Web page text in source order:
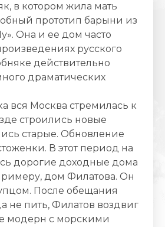
в котором жила мать
прототип барыни из
Она и ее дом часто
русского
действительно
драматических
вся Москва стремилась к
строились новые
старые. Обновление
В этот период на
дорогие доходные дома
дом Филатова. Он
После обещания
не пить, Филатов воздвиг
модерн с морскими